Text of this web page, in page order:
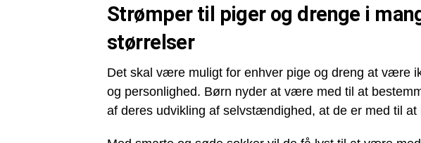
Strømper til piger og drenge i
størrelser
Det skal være muligt for enhver pige og dreng at være
og personlighed. Børn nyder at være med til at
af deres udvikling af selvstændighed, at de er med til at